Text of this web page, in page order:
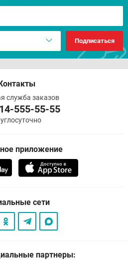
Подписаться
служба заказов
555-55-55
приложение
сети
партнеры: